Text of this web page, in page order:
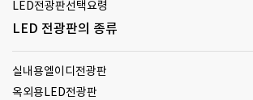
LED전광판선택요령
LED 전광판의 종류
실내용엘이디전광판
옥외용LED전광판